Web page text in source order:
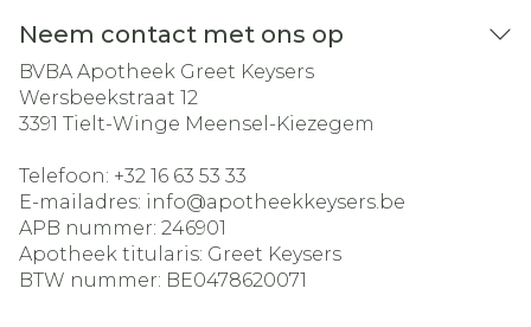
Neem contact met ons op
BVBA Apotheek Greet Keysers
Wersbeekstraat 12
3391 Tielt-Winge Meensel-Kiezegem
Telefoon: +32 16 63 53 33
E-mailadres: info@apotheekkeysers.be
APB nummer: 246901
Apotheek titularis: Greet Keysers
BTW nummer: BE0478620071